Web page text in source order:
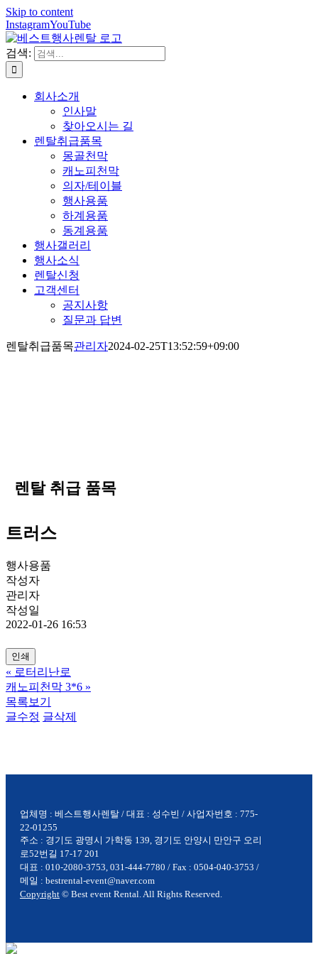
Skip to content
InstagramYouTube
검색:
회사소개
인사말
찾아오시는 길
렌탈취급품목
몽골천막
캐노피천막
의자/테이블
행사용품
하계용품
동계용품
행사갤러리
행사소식
렌탈신청
고객센터
공지사항
질문과 답변
렌탈취급품목관리자2024-02-25T13:52:59+09:00
렌탈 취급 품목
트러스
행사용품
작성자
관리자
작성일
2022-01-26 16:53
인쇄
« 로터리난로
캐노피천막 3*6 »
목록보기
글수정 글삭제
업체명 : 베스트행사렌탈 / 대표 : 성수빈 / 사업자번호 : 775-
22-01255
주소 : 경기도 광명시 가학동 139, 경기도 안양시 만안구 오리
로52번길 17-17 201
대표 : 010-2080-3753, 031-444-7780 / Fax : 0504-040-3753 /
메일 : bestrental-event@naver.com
Copyright© Best event Rental. All Rights Reserved.